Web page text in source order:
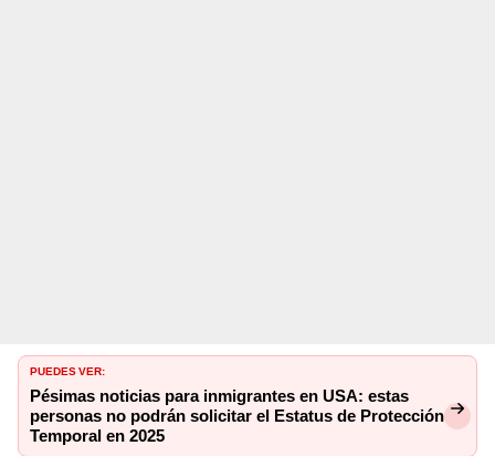
PUEDES VER:
Pésimas noticias para inmigrantes en USA: estas
personas no podrán solicitar el Estatus de Protección
Temporal en 2025